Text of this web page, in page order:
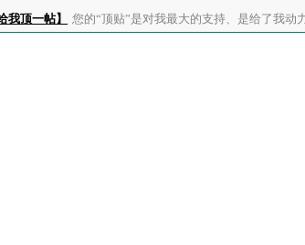
我顶一帖】 您的“顶贴”是对我最大的支持、是给了我动